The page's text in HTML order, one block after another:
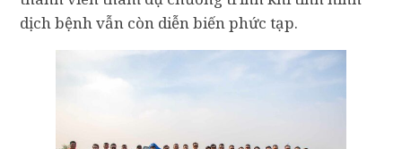
dịch bệnh vẫn còn diễn biến phức tạp.